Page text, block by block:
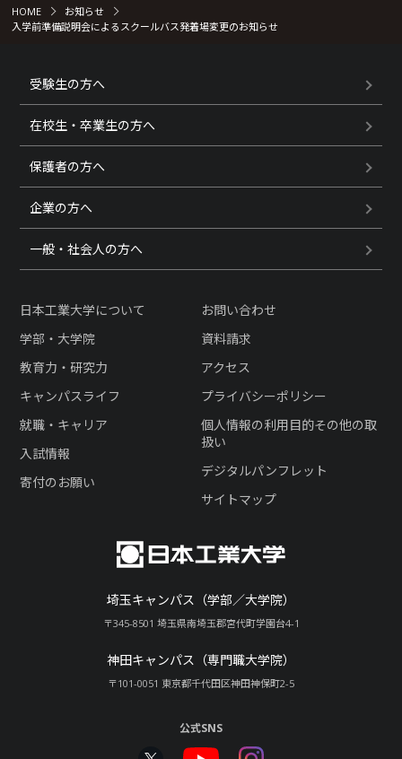
HOME
お知らせ
入学前準備説明会によるスクールバス発着場変更のお知らせ
受験生の方へ
在校生・卒業生の方へ
保護者の方へ
企業の方へ
一般・社会人の方へ
埼玉キャンパス（学部／大学院）
〒345-8501 埼玉県南埼玉郡宮代町学園台4-1
神田キャンパス（専門職大学院）
〒101-0051 東京都千代田区神田神保町2-5
日本工業大学について
学部・大学院
教育力・研究力
キャンパスライフ
就職・キャリア
入試情報
寄付のお願い
お問い合わせ
資料請求
アクセス
プライバシーポリシー
個人情報の利用目的その他の取
扱い
デジタルパンフレット
サイトマップ
公式SNS